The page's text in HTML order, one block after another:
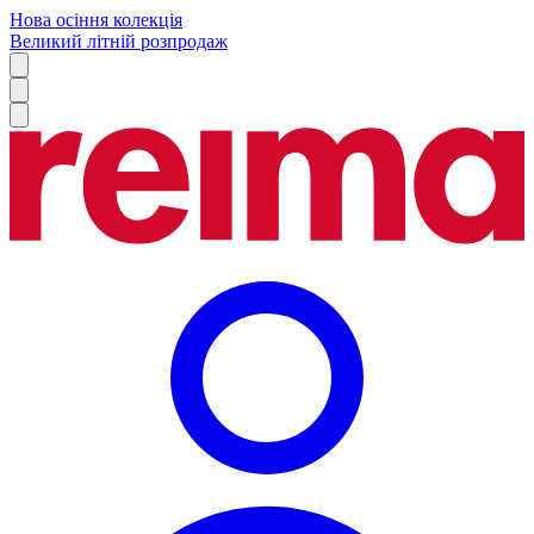
Нова осіння колекція
Великий літній розпродаж